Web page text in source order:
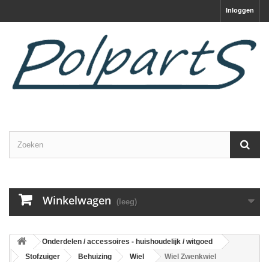
Inloggen
Winkelwagen (leeg)
Onderdelen / accessoires - huishoudelijk / witgoed
Stofzuiger
Behuizing Wiel Wiel Zwenkwiel